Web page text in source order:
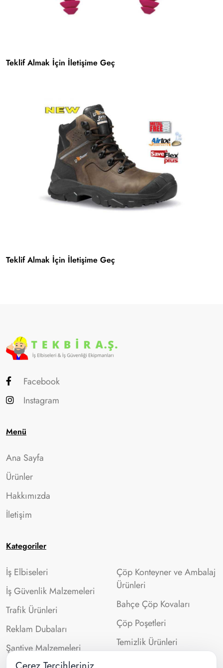
Teklif Almak İçin İletişime Geç
Teklif Almak İçin İletişime Geç
Facebook
Instagram
Menü
Ana Sayfa
Ürünler
Hakkımızda
İletişim
Kategoriler
İş Elbiseleri
İş Güvenlik Malzemeleri
Trafik Ürünleri
Reklam Dubaları
Şantiye Malzemeleri
Çöp Konteyner ve Ambalaj
Ürünleri
Bahçe Çöp Kovaları
Çöp Poşetleri
Temizlik Ürünleri